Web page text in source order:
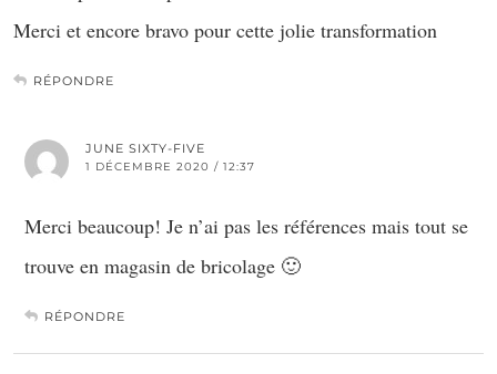
Merci et encore bravo pour cette jolie transformation
RÉPONDRE
JUNE SIXTY-FIVE
1 DÉCEMBRE 2020 / 12:37
Merci beaucoup! Je n’ai pas les références mais tout se
trouve en magasin de bricolage 🙂
RÉPONDRE